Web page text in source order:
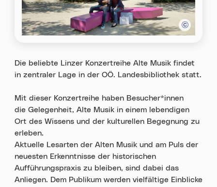
Die beliebte Linzer Konzertreihe Alte Musik findet
in zentraler Lage in der OÖ. Landesbibliothek statt.
Mit dieser Konzertreihe haben Besucher*innen
die Gelegenheit, Alte Musik in einem lebendigen
Ort des Wissens und der kulturellen Begegnung zu
erleben.
Aktuelle Lesarten der Alten Musik und am Puls der
neuesten Erkenntnisse der historischen
Aufführungspraxis zu bleiben, sind dabei das
Anliegen. Dem Publikum werden vielfältige Einblicke